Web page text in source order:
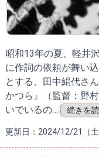
昭和13年の夏、軽井
に作詞の依頼が舞い
とする、田中絹代さ
かつら』（監督：野
いでいるの…
続きを
更新日：2024/12/21（土